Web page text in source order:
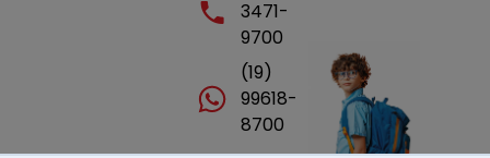
3471-
9700
(19)
99618-
8700